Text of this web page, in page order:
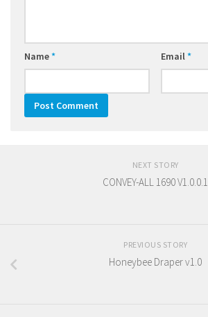
Name* Email*
NEXT STORY
CONVEY-ALL 1690 V1.0.0.1
PREVIOUS STORY
Honeybee Draper v1.0